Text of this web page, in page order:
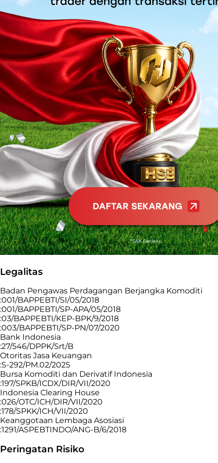
Legalitas
Badan Pengawas Perdagangan Berjangka Komoditi
:001/BAPPEBTI/SI/05/2018
:001/BAPPEBTI/SP-APA/05/2018
:03/BAPPEBTI/KEP-BPK/9/2018
:003/BAPPEBTI/SP-PN/07/2020
Bank Indonesia
:27/546/DPPK/Srt/B
Otoritas Jasa Keuangan
:S-292/PM.02/2025
Bursa Komoditi dan Derivatif Indonesia
:197/SPKB/ICDX/DIR/VII/2020
Indonesia Clearing House
:026/OTC/ICH/DIR/VII/2020
:178/SPKK/ICH/VII/2020
Keanggotaan Lembaga Asosiasi
:1291/ASPEBTINDO/ANG-B/6/2018
Peringatan Risiko